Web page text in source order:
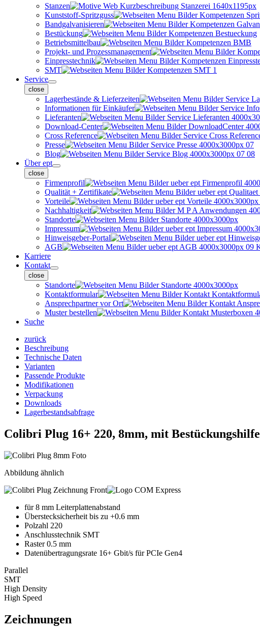
Stanzen
Kunststoff-Spritzguss
Bandgalvanisieren
Bestückung
Betriebsmittelbau
Projekt- und Prozessmanagement
Einpresstechnik
SMT
Service
close
Lagerbestände & Lieferzeiten
Informationen für Einkäufer
Lieferanten
Download-Center
Cross Reference
Presse
Blog
Über ept
close
Firmenprofil
Qualität + Zertifikate
Vorteile
Nachhaltigkeit
Standorte
Impressum
Hinweisgeber-Portal
AGB
Karriere
Kontakt
close
Standorte
Kontaktformular
Ansprechpartner vor Ort
Muster bestellen
Suche
zurück
Beschreibung
Technische Daten
Varianten
Passende Produkte
Modifikationen
Verpackung
Downloads
Lagerbestandsabfrage
Colibri Plug 16+ 220, 8mm, mit Bestückungshilfe
Abbildung ähnlich
für 8 mm Leiterplattenabstand
Überstecksicherheit bis zu +0.6 mm
Polzahl 220
Anschlusstechnik SMT
Raster 0.5 mm
Datenübertragungsrate 16+ Gbit/s für PCIe Gen4
Parallel
SMT
High Density
High Speed
Zeichnungen